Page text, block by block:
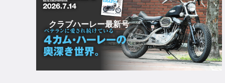
クラブハーレー最新号